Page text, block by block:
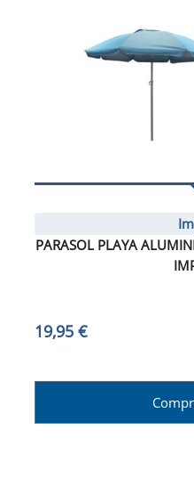
PARASOL PLAYA
19,95 €